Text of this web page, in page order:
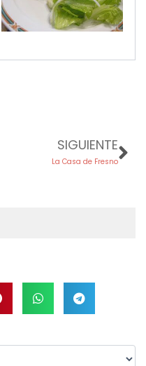
SIGUIENTE
La Casa de Fresno